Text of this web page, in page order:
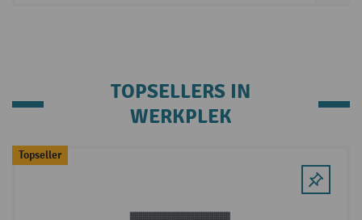
TOPSELLERS IN
WERKPLEK
Skip product gallery
Topseller